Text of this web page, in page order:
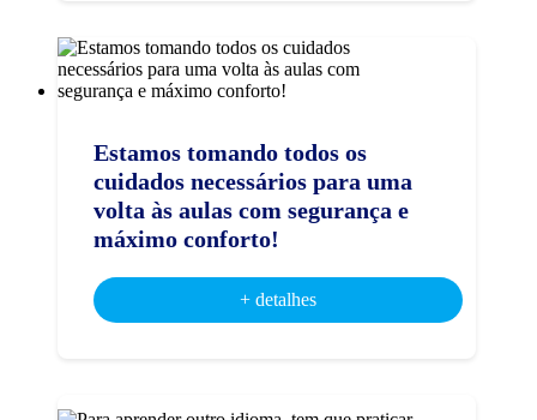
Estamos tomando todos os
cuidados necessários para uma
volta às aulas com segurança e
máximo conforto!
+ detalhes